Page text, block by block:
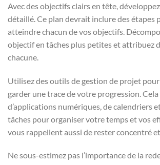
Avec des objectifs clairs en tête,
détaillé. Ce plan devrait inclure des étapes
atteindre chacun de vos objectifs.
objectif en tâches plus petites et attribuez
chacune.
Utilisez des outils de gestion de projet
garder une trace de votre progression.
d’applications numériques, de calendriers
tâches pour organiser votre temps et vos
vous rappellent aussi de rester concentré
Ne sous-estimez pas l’importance de la